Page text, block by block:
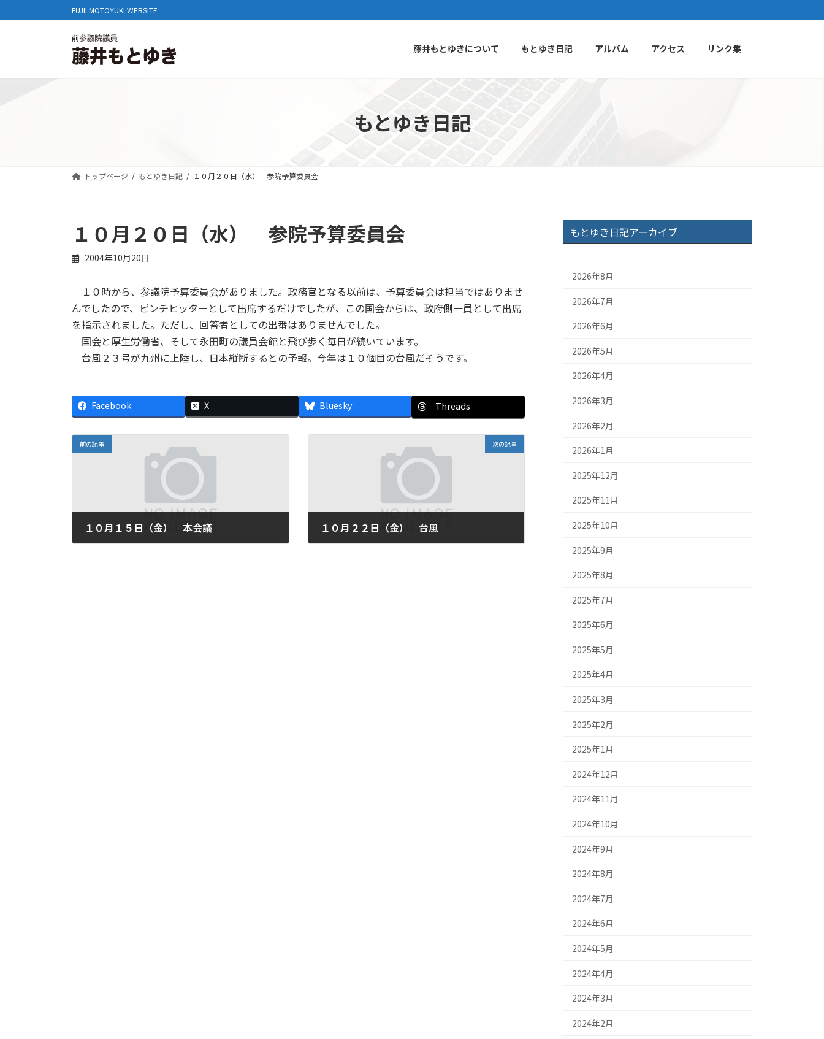
ン
へ
ビ
ョ
FUJII MOTOYUKI WEBSITE
藤井もとゆきについて もとゆき日記 アルバム アクセス リンク集
もとゆき日記
トップページ もとゆき日記 １０月２０日（水） 参院予算委員会
１０月２０日（水） 参院予算委員会
2004年10月20日
１０時から、参議院予算委員会がありました。政務官となる以前は、予算委員会は担当ではありませ
んでしたので、ピンチヒッターとして出席するだけでしたが、この国会からは、政府側一員として出席
を指示されました。ただし、回答者としての出番はありませんでした。
国会と厚生労働省、そして永田町の議員会館と飛び歩く毎日が続いています。
台風２３号が九州に上陸し、日本縦断するとの予報。今年は１０個目の台風だそうです。
Facebook X Bluesky Threads
前の記事
１０月１５日（金） 本会議
次の記事
１０月２２日（金） 台風
もとゆき日記アーカイブ
2026年8月
2026年7月
2026年6月
2026年5月
2026年4月
2026年3月
2026年2月
2026年1月
2025年12月
2025年11月
2025年10月
2025年9月
2025年8月
2025年7月
2025年6月
2025年5月
2025年4月
2025年3月
2025年2月
2025年1月
2024年12月
2024年11月
2024年10月
2024年9月
2024年8月
2024年7月
2024年6月
2024年5月
2024年4月
2024年3月
2024年2月